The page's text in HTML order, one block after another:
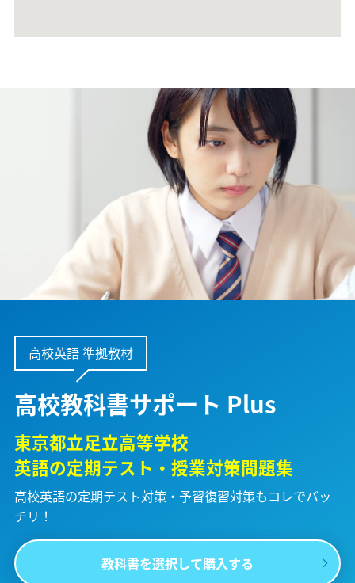
高校英語 準拠教材
高校教科書サポート Plus
東京都立足立高等学校
英語の定期テスト・授業対策問題集
高校英語の定期テスト対策・予習復習対策もコレでバッ
チリ！
教科書を選択して購入する